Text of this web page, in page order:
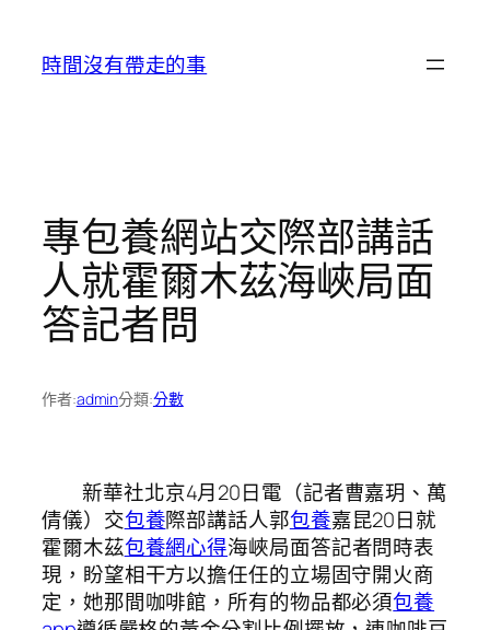
時間沒有帶走的事
專包養網站交際部講話
人就霍爾木茲海峽局面
答記者問
作者:admin分類:分數
新華社北京4月20日電（記者曹嘉玥、萬
倩儀）交包養際部講話人郭包養嘉昆20日就
霍爾木茲包養網心得海峽局面答記者問時表
現，盼望相干方以擔任任的立場固守開火商
定，她那間咖啡館，所有的物品都必須包養